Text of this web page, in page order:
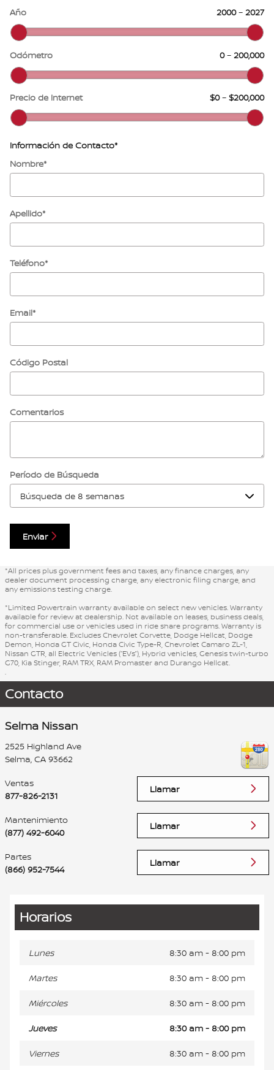
Año 2000– 2027
Odómetro 0– 200,000
Precio de Internet $0– $200,000
Información de Contacto*
Nombre*
Apellido*
Teléfono*
Email*
Código Postal
Comentarios
Período de Búsqueda
Enviar
*All prices plus government fees and taxes, any finance charges, any
dealer document processing charge, any electronic filing charge, and
any emissions testing charge.
*Limited Powertrain warranty available on select new vehicles. Warranty
available for review at dealership. Not available on leases, business deals,
for commercial use or vehicles used in ride share programs. Warranty is
non-transferable. Excludes Chevrolet Corvette, Dodge Hellcat, Dodge
Demon, Honda GT Civic, Honda Civic Type-R, Chevrolet Camaro ZL-1,
Nissan GTR, all Electric Vehicles (“EVs”), Hybrid vehicles, Genesis twin-turbo
G70, Kia Stinger, RAM TRX, RAM Promaster and Durango Hellcat.
.
Contacto
Selma Nissan
2525 Highland Ave
Selma CA 93662
Llamar
Ventas
877-826-2131
Llamar
Mantenimiento
(877) 492-6040
Llamar
Partes
(866) 952-7544
Horarios
Lunes 8:30 am - 8:00 pm
Martes 8:30 am - 8:00 pm
Miércoles 8:30 am - 8:00 pm
Jueves 8:30 am - 8:00 pm
Viernes 8:30 am - 8:00 pm